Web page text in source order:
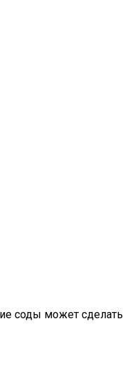
соды может сделать